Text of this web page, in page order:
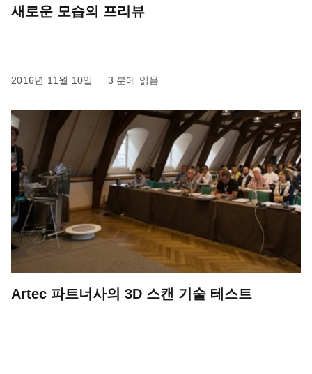
새로운 모습의 프리뷰
2016년 11월 10일 3 분에 읽음
Artec 파트너사의 3D 스캔 기술 테스트